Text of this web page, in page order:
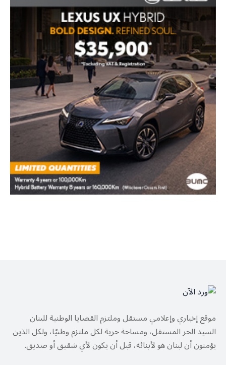
موقع إخباري وإعلامي مستقل وملتزم القضايا الوطنية للبنان
السيد الحر المستقل، ومساحة حرية لكل ملتزم وطنيًا، ولكل الذين
يؤمنون أن لبنان هو لأبنائه، قبل أن يكون لأي شقيق أو صديق.